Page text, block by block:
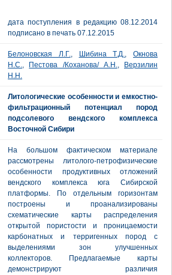
дата поступления в редакцию 08.12.2014
подписано в печать 07.12.2015
Белоновская Л.Г., Шибина Т.Д., Окнова
Н.С., Пестова /Коханова/ А.Н.,
Верзилин
Н.Н.
Литологические особенности и емкостно-
фильтрационный потенциал пород
подсолевого вендского комплекса
Восточной Cибири
На большом фактическом материале
рассмотрены литолого-петрофизические
особенности продуктивных отложений
вендского комплекса юга Сибирской
платформы. По отдельным горизонтам
построены и проанализированы
схематические карты распределения
открытой пористости и проницаемости
карбонатных и терригенных пород с
выделениями зон улучшенных
коллекторов. Предлагаемые карты
демонстрируют различия